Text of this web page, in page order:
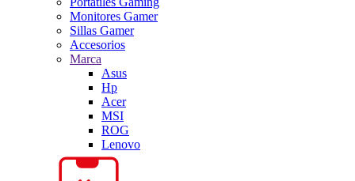
Monitores Gamer
Sillas Gamer
Accesorios
Marca
Asus
Hp
Acer
MSI
ROG
Lenovo